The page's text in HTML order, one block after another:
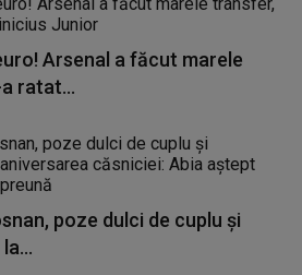
Arsenal a făcut marele
ratat...
poze dulci de cuplu și